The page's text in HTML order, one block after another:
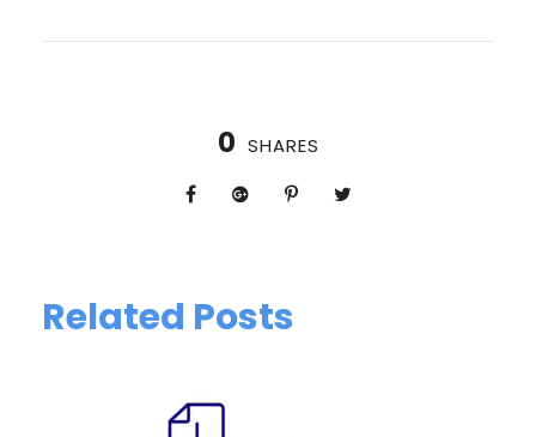
0 SHARES
Related Posts